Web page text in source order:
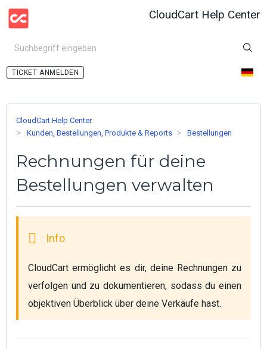
CloudCart Help Center
ANMELDEN
CloudCart Help Center
Kunden, Bestellungen, Produkte & Reports
Bestellungen
Rechnungen für deine
Bestellungen verwalten
CloudCart ermöglicht es dir, deine Rechnungen zu
verfolgen und zu dokumentieren, sodass du einen
objektiven Überblick über deine Verkäufe hast.